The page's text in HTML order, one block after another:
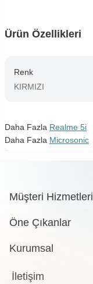
Ürün Özellikleri
Renk
KIRMIZI
Daha Fazla Realme 5i
Daha Fazla Microsonic
Müşteri Hizmetleri
Öne Çıkanlar
Kurumsal
İletişim